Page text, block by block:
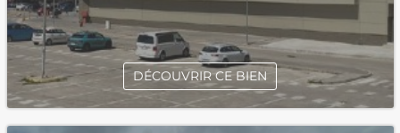
DÉCOUVRIR CE BIEN